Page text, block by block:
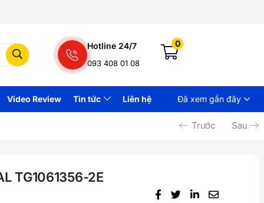
Hotline 24/7
093 408 01 08
0
Video Review Tin tức Liên hệ Đã xem gần đây
Trước Sau
TG1061356-2E